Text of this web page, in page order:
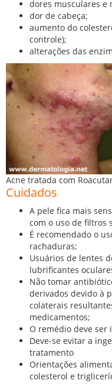
dores musculares e
dor de cabeça;
aumento do
controle);
alterações das
Acne tratada com
Cuidados
A pele fica mais
com o uso de filtros
É recomendado o
rachaduras;
Usuários de lentes
lubrificantes
Não tomar
derivados devido à
colaterais
medicamentos;
O remédio deve ser
Deve-se evitar a
tratamento
Orientações
colesterol e